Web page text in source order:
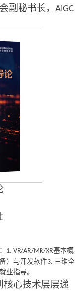
副秘书长，AIGC
1. VR/AR/MR/XR基本概
）与开发软件3. 三维全
业指导。
核心技术层层递